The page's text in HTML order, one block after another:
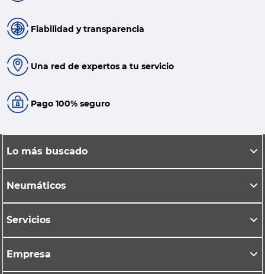
Fiabilidad y transparencia
Una red de expertos a tu servicio
Pago 100% seguro
Lo más buscado
Neumáticos
Servicios
Empresa